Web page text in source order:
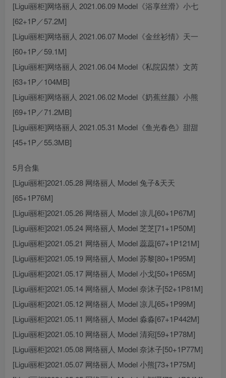
[Ligui丽柜]网络丽人 2021.06.09 Model《浴享丝滑》小七
[62+1P／57.2M]
[Ligui丽柜]网络丽人 2021.06.07 Model《金丝衫情》天一
[60+1P／59.1M]
[Ligui丽柜]网络丽人 2021.06.04 Model《私院囚禁》文芮
[63+1P／104MB]
[Ligui丽柜]网络丽人 2021.06.02 Model《奶蕉丝颜》小熊
[69+1P／71.2MB]
[Ligui丽柜]网络丽人 2021.05.31 Model《鱼光春色》甜甜
[45+1P／55.3MB]
5月合集
[Ligui丽柜]2021.05.28 网络丽人 Model 兔子&天天
[65+1P76M]
[Ligui丽柜]2021.05.26 网络丽人 Model 凉儿[60+1P67M]
[Ligui丽柜]2021.05.24 网络丽人 Model 芝芝[71+1P50M]
[Ligui丽柜]2021.05.21 网络丽人 Model 蕊蕊[67+1P121M]
[Ligui丽柜]2021.05.19 网络丽人 Model 苏黎[80+1P95M]
[Ligui丽柜]2021.05.17 网络丽人 Model 小戈[50+1P65M]
[Ligui丽柜]2021.05.14 网络丽人 Model 奈沐子[52+1P81M]
[Ligui丽柜]2021.05.12 网络丽人 Model 凉儿[65+1P99M]
[Ligui丽柜]2021.05.11 网络丽人 Model 淼淼[67+1P442M]
[Ligui丽柜]2021.05.10 网络丽人 Model 清宛[59+1P78M]
[Ligui丽柜]2021.05.08 网络丽人 Model 奈沐子[50+1P77M]
[Ligui丽柜]2021.05.07 网络丽人 Model 小熊[73+1P75M]